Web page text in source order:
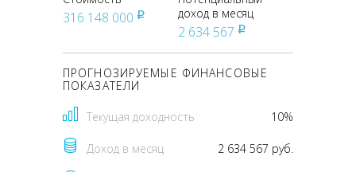
316 148 000 pуб
доход в месяц
2 634 567 pуб
ПРОГНОЗИРУЕМЫЕ ФИНАНСОВЫЕ
ПОКАЗАТЕЛИ
Текущая доходность 10%
Доход в месяц 2 634 567 руб.